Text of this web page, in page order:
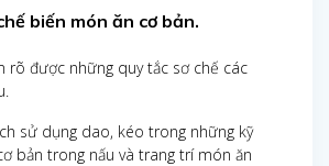
biến món ăn cơ bản.
rõ được những quy tắc sơ chế các
sử dụng dao, kéo trong những kỹ
bản trong nấu và trang trí món ăn